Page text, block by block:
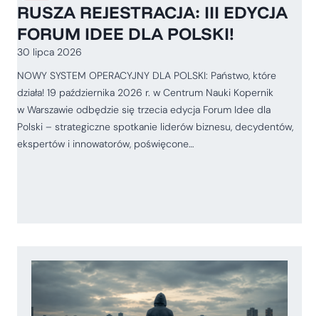
RUSZA REJESTRACJA: III EDYCJA
FORUM IDEE DLA POLSKI!
30 lipca 2026
NOWY SYSTEM OPERACYJNY DLA POLSKI: Państwo, które
działa! 19 października 2026 r. w Centrum Nauki Kopernik
w Warszawie odbędzie się trzecia edycja Forum Idee dla
Polski – strategiczne spotkanie liderów biznesu, decydentów,
ekspertów i innowatorów, poświęcone…